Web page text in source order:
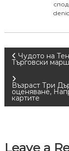
P
s
n
Чудото на
Търговски
Възраст Три
оценяване,
картите
Leave a